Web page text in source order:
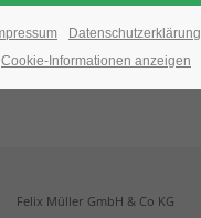
Suite 600
CA 94102
Felix Müller GmbH & Co KG
Datenschutzerklärung
Cookie-Informationen anzeigen